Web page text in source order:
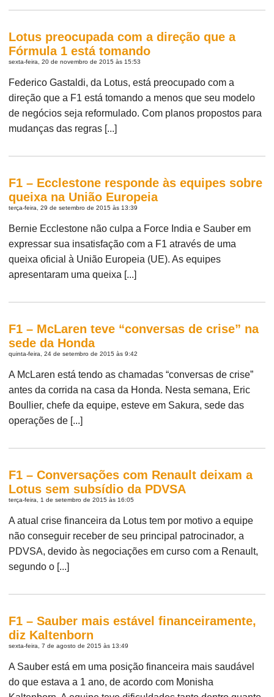
Lotus preocupada com a direção que a
Fórmula 1 está tomando
sexta-feira, 20 de novembro de 2015 às 15:53
Federico Gastaldi, da Lotus, está preocupado com a
direção que a F1 está tomando a menos que seu modelo
de negócios seja reformulado. Com planos propostos para
mudanças das regras [...]
F1 – Ecclestone responde às equipes sobre
queixa na União Europeia
terça-feira, 29 de setembro de 2015 às 13:39
Bernie Ecclestone não culpa a Force India e Sauber em
expressar sua insatisfação com a F1 através de uma
queixa oficial à União Europeia (UE). As equipes
apresentaram uma queixa [...]
F1 – McLaren teve “conversas de crise” na
sede da Honda
quinta-feira, 24 de setembro de 2015 às 9:42
A McLaren está tendo as chamadas “conversas de crise”
antes da corrida na casa da Honda. Nesta semana, Eric
Boullier, chefe da equipe, esteve em Sakura, sede das
operações de [...]
F1 – Conversações com Renault deixam a
Lotus sem subsídio da PDVSA
terça-feira, 1 de setembro de 2015 às 16:05
A atual crise financeira da Lotus tem por motivo a equipe
não conseguir receber de seu principal patrocinador, a
PDVSA, devido às negociações em curso com a Renault,
segundo o [...]
F1 – Sauber mais estável financeiramente,
diz Kaltenborn
sexta-feira, 7 de agosto de 2015 às 13:49
A Sauber está em uma posição financeira mais saudável
do que estava a 1 ano, de acordo com Monisha